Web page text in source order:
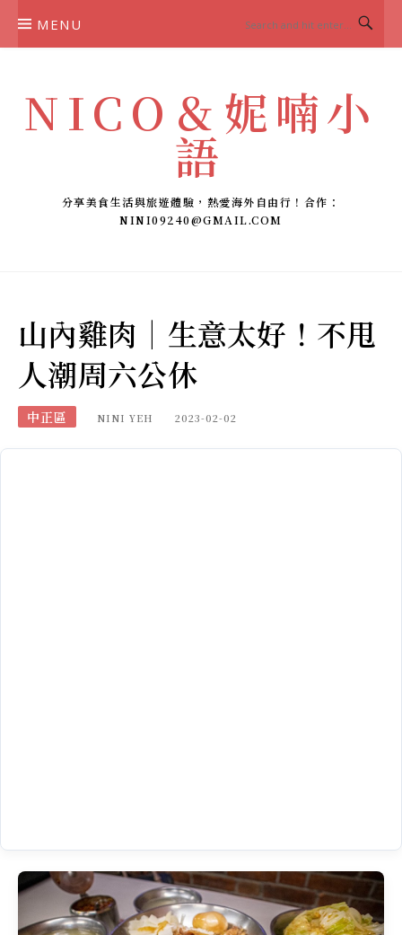
MENU
NICO＆妮喃小
語
分享美食生活與旅遊體驗，熱愛海外自由行！合作：
NINI09240@GMAIL.COM
山內雞肉｜生意太好！不甩
人潮周六公休
中正區 NINI YEH 2023-02-02